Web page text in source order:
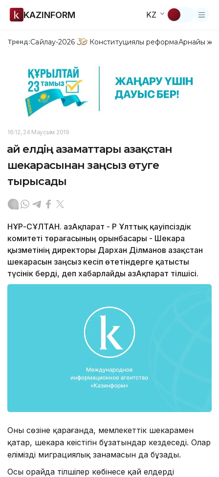
KAZINFORM KZ
Тренд:Сайлау-2026 Конституциялық реформаАрнайы
16:12, 24 Маусым 2019
Қай елдің азаматтары Қазақстан
шекарасынан заңсыз өтуге
тырысады
НҰР-СҰЛТАН. ҚазАқпарат - ҚР Ұлттық қауіпсіздік
комитеті төрағасының орынбасары - Шекара
қызметінің директоры Дархан Ділманов Қазақстан
шекарасын заңсыз кесіп өтетіндерге қатысты
түсінік берді, деп хабарлайды ҚазАқпарат тілшісі.
Оның сөзіне қарағанда, мемлекеттік шекарамен
қатар, шекара кеңістігін бұзатындар кездеседі. Олар
еліміздің миграциялық заңнамасын да бұзады.
Осы орайда тілшілер көбінесе қай елдердің